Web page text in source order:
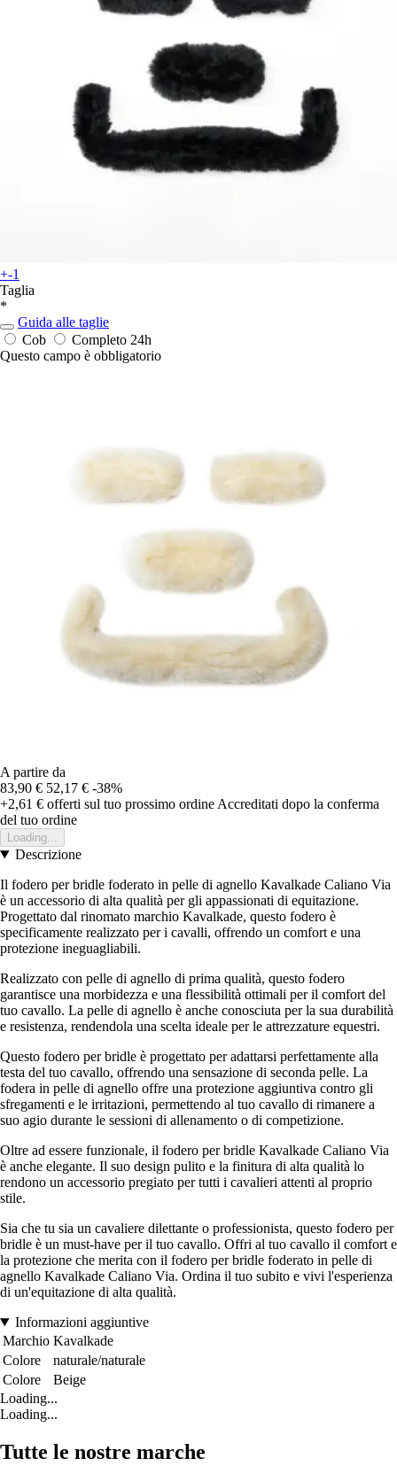
+-1
Taglia
*
Guida alle taglie
Cob
Completo 24h
Questo campo è obbligatorio
A partire da
83,90 € 52,17 € -38%
+2,61 € offerti sul tuo prossimo ordine Accreditati dopo la conferma
del tuo ordine
Loading...
Descrizione
Il fodero per bridle foderato in pelle di agnello Kavalkade Caliano Via
è un accessorio di alta qualità per gli appassionati di equitazione.
Progettato dal rinomato marchio Kavalkade, questo fodero è
specificamente realizzato per i cavalli, offrendo un comfort e una
protezione ineguagliabili.
Realizzato con pelle di agnello di prima qualità, questo fodero
garantisce una morbidezza e una flessibilità ottimali per il comfort del
tuo cavallo. La pelle di agnello è anche conosciuta per la sua durabilità
e resistenza, rendendola una scelta ideale per le attrezzature equestri.
Questo fodero per bridle è progettato per adattarsi perfettamente alla
testa del tuo cavallo, offrendo una sensazione di seconda pelle. La
fodera in pelle di agnello offre una protezione aggiuntiva contro gli
sfregamenti e le irritazioni, permettendo al tuo cavallo di rimanere a
suo agio durante le sessioni di allenamento o di competizione.
Oltre ad essere funzionale, il fodero per bridle Kavalkade Caliano Via
è anche elegante. Il suo design pulito e la finitura di alta qualità lo
rendono un accessorio pregiato per tutti i cavalieri attenti al proprio
stile.
Sia che tu sia un cavaliere dilettante o professionista, questo fodero per
bridle è un must-have per il tuo cavallo. Offri al tuo cavallo il comfort e
la protezione che merita con il fodero per bridle foderato in pelle di
agnello Kavalkade Caliano Via. Ordina il tuo subito e vivi l'esperienza
di un'equitazione di alta qualità.
Informazioni aggiuntive
Marchio Kavalkade
Colore
naturale/naturale
Colore
Beige
Loading...
Loading...
Tutte le nostre marche